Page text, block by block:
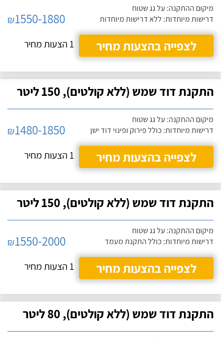
מיקום ההתקנה: על גג שטוח
דרישות מיוחדות: ללא דרישות מיוחדות
₪1550-1880
לצפייה בהצעות מחיר
1 הצעות מחיר
התקנת דוד שמש (ללא קולטים), 150 ליטר
מיקום ההתקנה: על גג שטוח
דרישות מיוחדות: כולל פירוק ופינוי דוד ישן
₪1480-1850
לצפייה בהצעות מחיר
1 הצעות מחיר
התקנת דוד שמש (ללא קולטים), 150 ליטר
מיקום ההתקנה: על גג שטוח
דרישות מיוחדות: כולל התקנת מעמד
₪1550-2000
לצפייה בהצעות מחיר
1 הצעות מחיר
התקנת דוד שמש (ללא קולטים), 80 ליטר